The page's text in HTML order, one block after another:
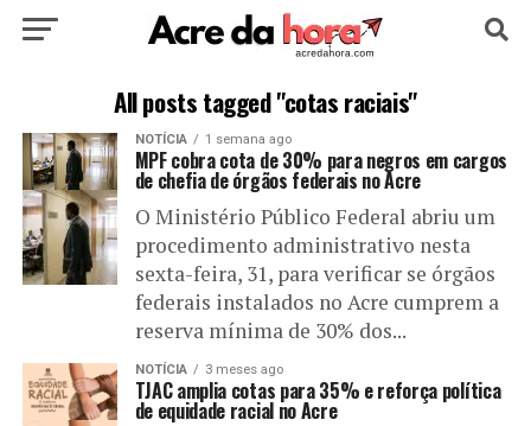
HOME POLÍTICA CULTURA ESPORTE
EDUCAÇÃO NOTÍCIA MUNDO
All posts tagged "cotas raciais"
NOTÍCIA 1 semana ago
MPF cobra cota de 30% para negros em cargos
de chefia de órgãos federais no Acre
O Ministério Público Federal abriu um
procedimento administrativo nesta
sexta-feira, 31, para verificar se órgãos
federais instalados no Acre cumprem a
reserva mínima de 30% dos...
NOTÍCIA 3 meses ago
TJAC amplia cotas para 35% e reforça política
de equidade racial no Acre